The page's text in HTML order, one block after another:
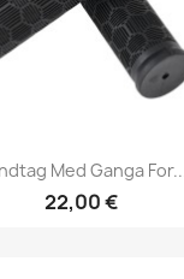
Snabbvy
Med Ganga For...
22,00 €